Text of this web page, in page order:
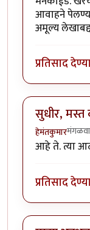
आवाहने
अमूल्य
प्रतिसाद
सुधीर, मस्त
हेमंतकुमार
आहे ते. त्या
प्रतिसाद